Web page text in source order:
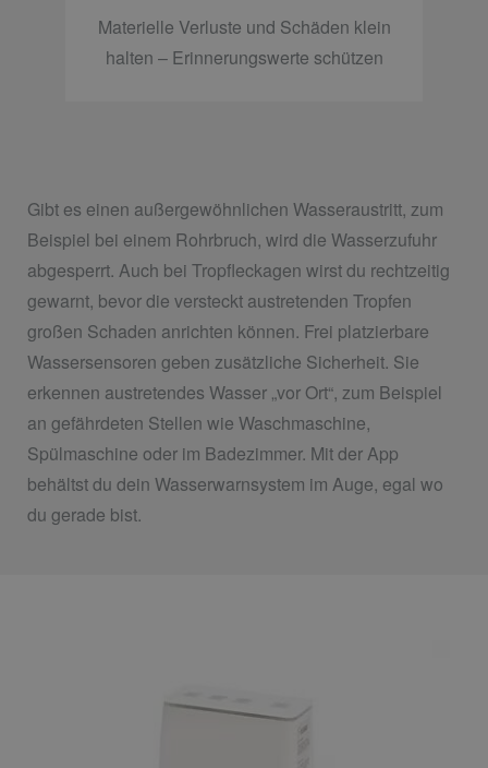
Materielle Verluste und Schäden klein
halten – Erinnerungswerte schützen
Gibt es einen außergewöhnlichen Wasseraustritt, zum
Beispiel bei einem Rohrbruch, wird die Wasserzufuhr
abgesperrt. Auch bei Tropfleckagen wirst du rechtzeitig
gewarnt, bevor die versteckt austretenden Tropfen
großen Schaden anrichten können. Frei platzierbare
Wassersensoren geben zusätzliche Sicherheit. Sie
erkennen austretendes Wasser „vor Ort“, zum Beispiel
an gefährdeten Stellen wie Waschmaschine,
Spülmaschine oder im Badezimmer. Mit der App
behältst du dein Wasserwarnsystem im Auge, egal wo
du gerade bist.